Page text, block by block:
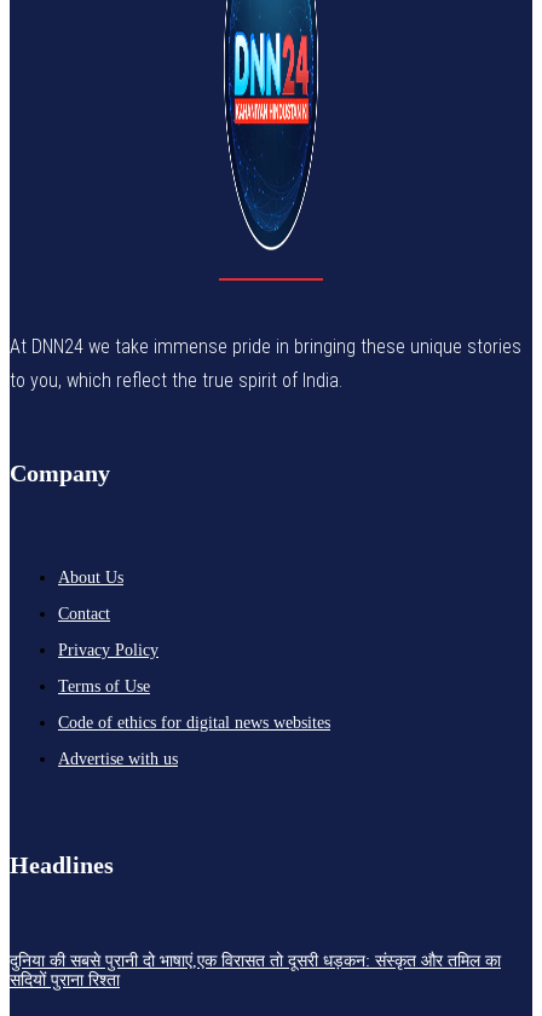
At DNN24 we take immense pride in bringing these unique stories
to you, which reflect the true spirit of India.
Company
About Us
Contact
Privacy Policy
Terms of Use
Code of ethics for digital news websites
Advertise with us
Headlines
दुनिया की सबसे पुरानी दो भाषाएं,एक विरासत तो दूसरी धड़कन: संस्कृत और तमिल का
सदियों पुराना रिश्ता